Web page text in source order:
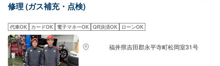
修理 (ガス補充・点検)
代車OK カードOK 電子マネーOK QR決済OK ローンOK
福井県吉田郡永平寺町松岡室31号